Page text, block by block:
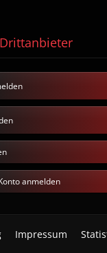
anmelden
Impressum